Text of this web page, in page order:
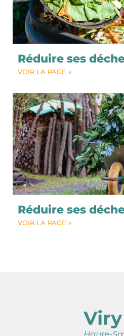
Réduire ses
VOIR LA PAGE »
Réduire ses
VOIR LA PAGE »